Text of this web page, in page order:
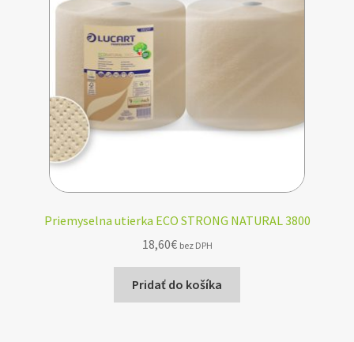
Priemyselna utierka ECO STRONG NATURAL 3800
18,60€ bez DPH
Pridať do košíka